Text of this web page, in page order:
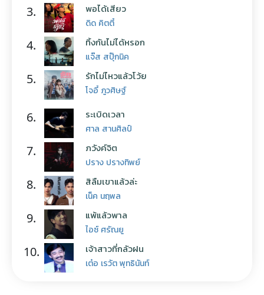
3. พอได้เสียว
ดิด คิตตี้
4. ทิ้งกันไม่ได้หรอก
แจ๊ส สปุ๊กนิค
5. รักไม่ไหวแล้วโว้ย
โจอี้ ภูวศิษฐ์
6. ระเบิดเวลา
ศาล สานศิลป์
7. ภวังค์จิต
ปราง ปรางทิพย์
8. สิลืมเขาแล้วล่ะ
เน็ค นฤพล
9. แพ้แล้วพาล
ไอซ์ ศรัณยู
10. เจ้าสาวที่กลัวฝน
เต๋อ เรวัต พุทธินันท์